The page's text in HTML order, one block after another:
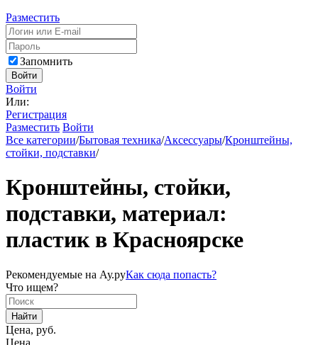
Разместить
Запомнить
Войти
Войти
Или:
Регистрация
Разместить Войти
Все категории/Бытовая техника/Аксессуары/Кронштейны,
стойки, подставки/
Кронштейны, стойки,
подставки, материал:
пластик в Красноярске
Рекомендуемые на Ау.руКак сюда попасть?
Что ищем?
Найти
Цена, руб.
Цена